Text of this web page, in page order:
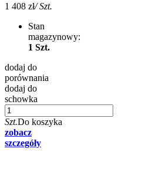
1 408 zł/ Szt.
Stan
magazynowy:
1 Szt.
dodaj do
porównania
dodaj do
schowka
Szt.Do koszyka
zobacz
szczegóły